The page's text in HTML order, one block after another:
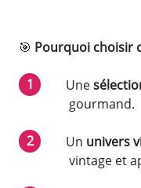
🎯 Pourquoi choisir
Une
gourmand.
Un univers
vintage et